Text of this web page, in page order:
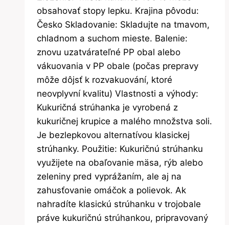
obsahovať stopy lepku. Krajina pôvodu:
Česko Skladovanie: Skladujte na tmavom,
chladnom a suchom mieste. Balenie:
znovu uzatvárateľné PP obal alebo
vákuovania v PP obale (počas prepravy
môže dôjsť k rozvakuování, ktoré
neovplyvní kvalitu) Vlastnosti a výhody:
Kukuričná strúhanka je vyrobená z
kukuričnej krupice a malého množstva soli.
Je bezlepkovou alternatívou klasickej
strúhanky. Použitie: Kukuričnú strúhanku
využijete na obaľovanie mäsa, rýb alebo
zeleniny pred vyprážaním, ale aj na
zahusťovanie omáčok a polievok. Ak
nahradíte klasickú strúhanku v trojobale
práve kukuričnú strúhankou, pripravovaný